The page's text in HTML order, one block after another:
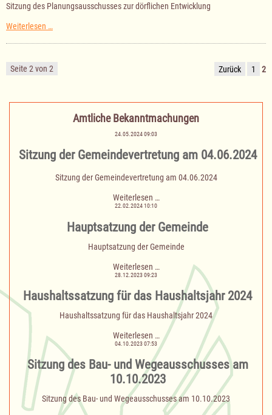
Sitzung des Planungsausschusses zur dörflichen Entwicklung
Weiterlesen …
Planungsausschusses
dörflichen
Entwicklung
Seite 2 von 2 Zurück 1 2
Amtliche Bekanntmachungen
24.05.2024 09:03
Sitzung der Gemeindevertretung am 04.06.2024
Sitzung der Gemeindevertretung am 04.06.2024
Weiterlesen …Sitzung
am
22.02.2024 10:10
Hauptsatzung der Gemeinde
Hauptsatzung der Gemeinde
Weiterlesen … Hauptsatzung
Gemeinde
28.12.2023 09:23
Haushaltssatzung für das Haushaltsjahr 2024
Haushaltssatzung für das Haushaltsjahr 2024
Weiterlesen … Haushaltssatzung
für
das
Haushaltsjahr
2024
04.10.2023 07:53
Sitzung des Bau- und Wegeausschusses am
10.10.2023
Sitzung des Bau- und Wegeausschusses am 10.10.2023